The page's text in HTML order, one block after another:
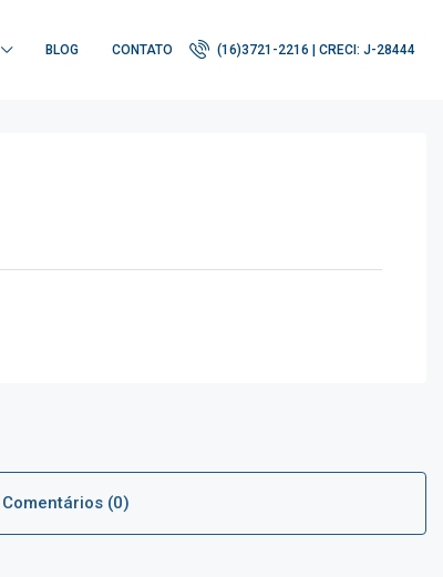
BLOG CONTATO (16)3721-2216 | CRECI: J-28444
Comentários (0)